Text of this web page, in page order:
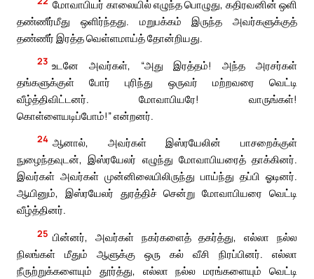
மோவாபியர் காலையில் எழுந்த பொழுது, கதிரவனின் ஒளி
தண்ணீர்மீது ஒளிர்ந்தது. மறுபக்கம் இருந்த அவர்களுக்குத்
தண்ணீர் இரத்த வெள்ளமாய்த் தோன்றியது.
23 உடனே அவர்கள், “அது இரத்தம்! அந்த அரசர்கள்
தங்களுக்குள் போர் புரிந்து ஒருவர் மற்றவரை வெட்டி
வீழ்த்திவிட்டனர். மோவாபியரே! வாருங்கள்!
கொள்ளையடிப்போம்!” என்றனர்.
24 ஆனால், அவர்கள் இஸ்ரயேலின் பாசறைக்குள்
நுழைந்தவுடன், இஸ்ரயேலர் எழுந்து மோவாபியரைத் தாக்கினர்.
இவர்கள் அவர்கள் முன்னிலையிலிருந்து பாய்ந்து தப்பி ஓடினர்.
ஆயினும், இஸ்ரயேலர் துரத்திச் சென்று மோவாபியரை வெட்டி
வீழ்த்தினர்.
25 பின்னர், அவர்கள் நகர்களைத் தகர்த்து, எல்லா நல்ல
நிலங்கள் மீதும் ஆளுக்கு ஒரு கல் வீசி நிரப்பினர். எல்லா
நீருற்றுக்களையும் தூர்த்து, எல்லா நல்ல மரங்களையும் வெட்டி